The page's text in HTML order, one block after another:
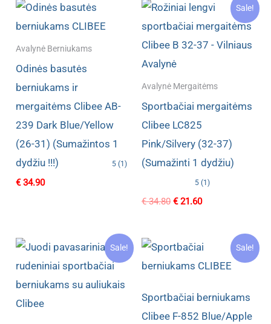
Avalynė Berniukams
Odinės basutės
berniukams ir
mergaitėms Clibee AB-
239 Dark Blue/Yellow
(26-31) (Sumažintos 1
dydžiu !!!)
5 (1)
€34.90
Sale!
Avalynė Mergaitėms
Sportbačiai mergaitėms
Clibee LC825
Pink/Silvery (32-37)
(Sumažinti 1 dydžiu)
5 (1)
€34.80 Original
€21.60Current
Sale! Sale!
Sportbačiai berniukams
Clibee F-852 Blue/Apple